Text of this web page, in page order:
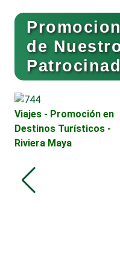
Buceo
Cafeterías
Cajas de Ahorro
Cámaras de
Camiones
Cancelería de
de
Viajes - Promoción en
Destinos Turísticos -
Riviera Maya